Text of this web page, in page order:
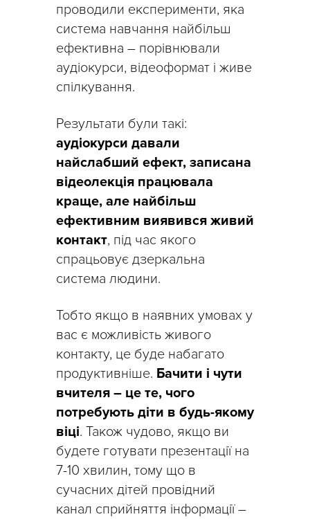
проводили експерименти, яка
система навчання найбільш
ефективна – порівнювали
аудіокурси, відеоформат і живе
спілкування.
Результати були такі:
аудіокурси давали
найслабший ефект, записана
відеолекція працювала
краще, але найбільш
ефективним виявився живий
контакт, під час якого
спрацьовує дзеркальна
система людини.
Тобто якщо в наявних умовах у
вас є можливість живого
контакту, це буде набагато
продуктивніше. Бачити і чути
вчителя – це те, чого
потребують діти в будь-якому
віці. Також чудово, якщо ви
будете готувати презентації на
7-10 хвилин, тому що в
сучасних дітей провідний
канал сприйняття інформації –